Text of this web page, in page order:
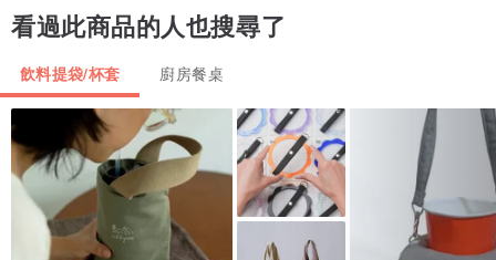
●皮革高質感 –哥提的是質感，姊提的是時髦
可碰水與媲美真皮的強韌性等特點。
●立體磁釦設計 –幫你挺住每一刻
提袋上方具有磁釦設計，裝入容器後釦起可在放置時保持提袋立體，
輕鬆提起隨行。
看過此商品的人也搜尋了
飲料提袋/杯套 廚房餐桌